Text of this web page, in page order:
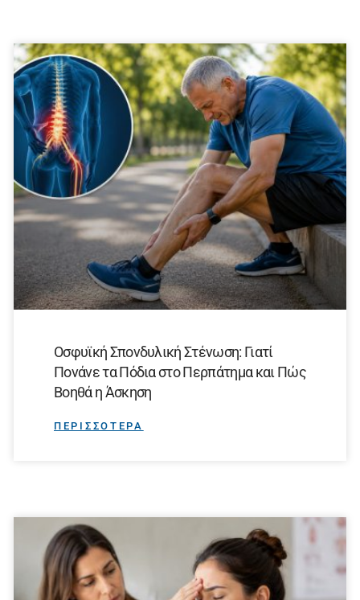
Οσφυϊκή Σπονδυλική Στένωση: Γιατί
Πονάνε τα Πόδια στο Περπάτημα και Πώς
Βοηθά η Άσκηση
ΠΕΡΙΣΣΟΤΕΡΑ